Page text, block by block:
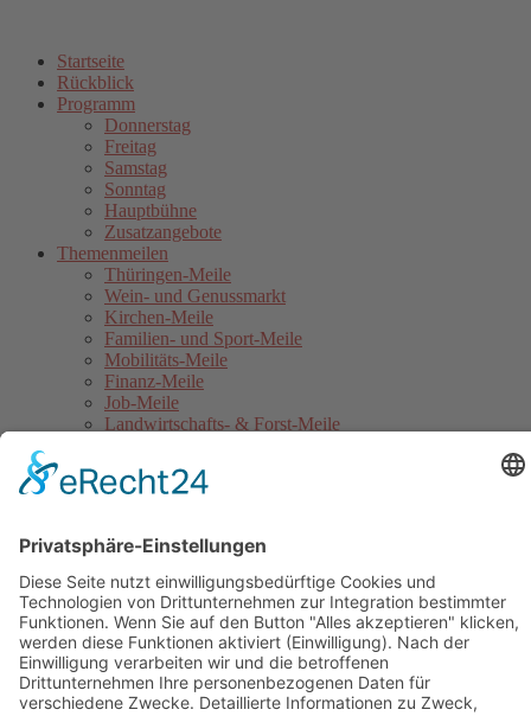
Startseite
Rückblick
Programm
Donnerstag
Freitag
Samstag
Sonntag
Hauptbühne
Zusatzangebote
Themenmeilen
Thüringen-Meile
Wein- und Genussmarkt
Kirchen-Meile
Familien- und Sport-Meile
Mobilitäts-Meile
Finanz-Meile
Job-Meile
Landwirtschafts- & Forst-Meile
Blaulicht-Meile
Politik- & Europa-Meile
Service
Hinweise für Anwohner
Touristinformation
Anfahrt
Sicherheitshinweise
Veranstaltungsordnung
Kontakt
Übersichtskarte Thüringentag